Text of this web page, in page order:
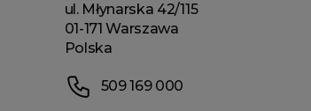
ul. Młynarska 42/115
01-171 Warszawa
Polska
509 169 000